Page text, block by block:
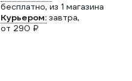
бесплатно, из 1 магазина
Курьером: завтра,
от 290 ₽